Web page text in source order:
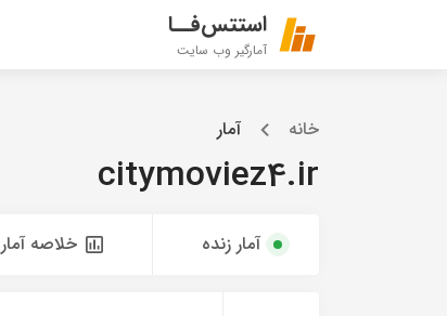
استتس‌فــا
آمارگیر وب سایت
خانه آمار
citymoviez4.ir
آمار زنده خلاصه آمار